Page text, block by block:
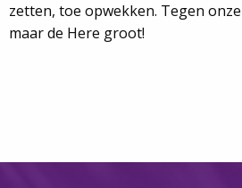
zetten, toe opwekken. Tegen
maar de Here groot!